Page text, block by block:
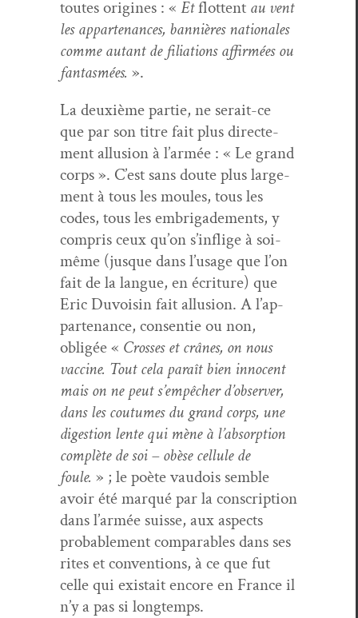
toutes orig­ines : « Etflot­tent au vent
les appar­te­nances, ban­nières nationales
comme autant de fil­i­a­tions affir­mées ou
fan­tas­mées. ».
La deux­ième par­tie, ne serait-ce
que par son titre fait plus directe­
ment allu­sion à l’ar­mée : « Le grand
corps ». C’est sans doute plus large­
ment à tous les moules, tous les
codes, tous les embri­gade­ments, y
com­pris ceux qu’on s’in­flige à soi-
même (jusque dans l’usage que l’on
fait de la langue, en écri­t­ure) que
Eric Duvoisin fait allu­sion. A l’ap­
par­te­nance, con­sen­tie ou non,
oblig­ée « Cross­es et crânes, on nous
vac­cine. Tout cela paraît bien inno­cent
mais on ne peut s’empêcher d’ob­serv­er,
dans les cou­tumes du grand corps, une
diges­tion lente qui mène à l’ab­sorp­tion
com­plète de soi – obèse cel­lule de
foule. » ; le poète vau­dois sem­ble
avoir été mar­qué par la con­scrip­tion
dans l’ar­mée suisse, aux aspects
prob­a­ble­ment com­pa­ra­bles dans ses
rites et con­ven­tions, à ce que fut
celle qui exis­tait encore en France il
n’y a pas si longtemps.